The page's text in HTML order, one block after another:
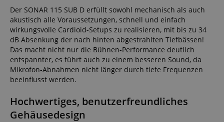
Der SONAR 115 SUB D erfüllt sowohl mechanisch als auch
akustisch alle Voraussetzungen, schnell und einfach
wirkungsvolle Cardioid-Setups zu realisieren, mit bis zu 34
dB Absenkung der nach hinten abgestrahlten Tiefbässen!
Das macht nicht nur die Bühnen-Performance deutlich
entspannter, es führt auch zu einem besseren Sound, da
Mikrofon-Abnahmen nicht länger durch tiefe Frequenzen
beeinflusst werden.
Hochwertiges, benutzerfreundliches
Gehäusedesign